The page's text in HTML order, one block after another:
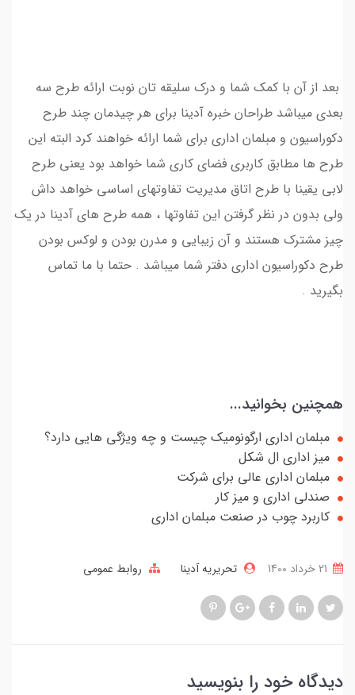
بعد از آن با کمک شما و درک سلیقه تان نوبت ارائه طرح سه
بعدی میباشد طراحان خبره آدینا برای هر چیدمان چند طرح
دکوراسیون و مبلمان اداری برای شما ارائه خواهند کرد البته این
طرح ها مطابق کاربری فضای کاری شما خواهد بود یعنی طرح
لابی یقینا با طرح اتاق مدیریت تفاوتهای اساسی خواهد داش
ولی بدون در نظر گرفتن این تفاوتها ، همه طرح های آدینا در یک
چیز مشترک هستند و آن زیبایی و مدرن بودن و لوکس بودن
طرح دکوراسیون اداری دفتر شما میباشد . حتما با ما تماس
بگیرید .
همچنین بخوانید...
مبلمان اداری ارگونومیک چیست و چه ویژگی هایی دارد؟
میز اداری ال شکل
مبلمان اداری عالی برای شرکت
صندلی اداری و میز کار
کاربرد چوب در صنعت مبلمان اداری
تحریریه آدینا روابط عمومی
دیدگاه خود را بنویسید